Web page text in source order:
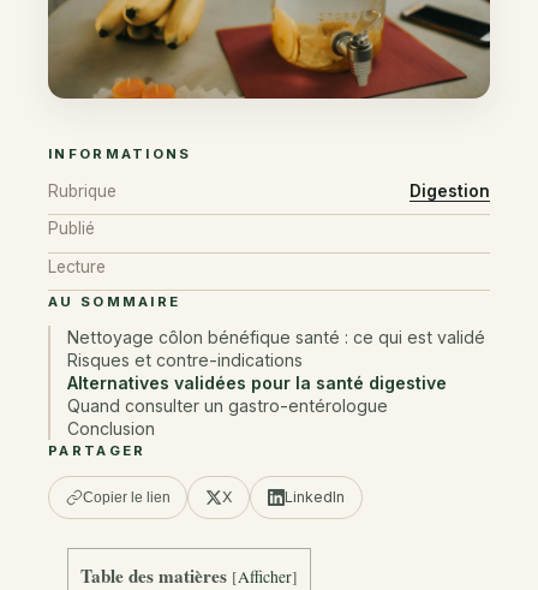
INFORMATIONS
Rubrique
Digestion
Publié
Lecture
AU SOMMAIRE
Nettoyage côlon bénéfique santé : ce qui est validé
Risques et contre-indications
Alternatives validées pour la santé digestive
Quand consulter un gastro-entérologue
Conclusion
PARTAGER
Copier le lien X LinkedIn
Table des matières [Afficher]